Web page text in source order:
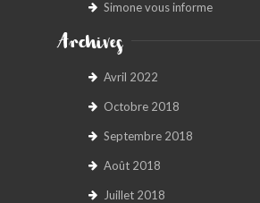
Simone vous informe
Archives
Avril 2022
Octobre 2018
Septembre 2018
Août 2018
Juillet 2018